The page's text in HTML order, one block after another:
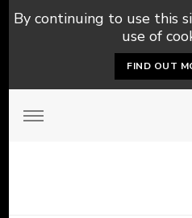
By continuing to use this
use of
FIND OUT